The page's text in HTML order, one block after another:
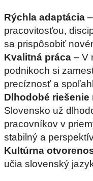
Rýchla adaptácia
pracovitosťou,
sa prispôsobiť
Kvalitná práca – V
podnikoch si
precíznosť a
Dlhodobé
Slovensko už
pracovníkov v
stabilný a
Kultúrna
učia slovenský